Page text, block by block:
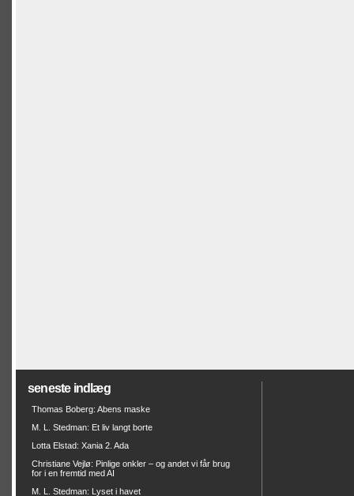
seneste indlæg
Thomas Boberg: Abens maske
M. L. Stedman: Et liv langt borte
Lotta Elstad: Xania 2. Ada
Christiane Vejlø: Pinlige onkler – og andet vi får brug
for i en fremtid med AI
M. L. Stedman: Lyset i havet